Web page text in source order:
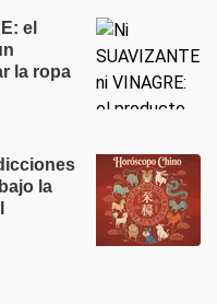
el
la ropa
la